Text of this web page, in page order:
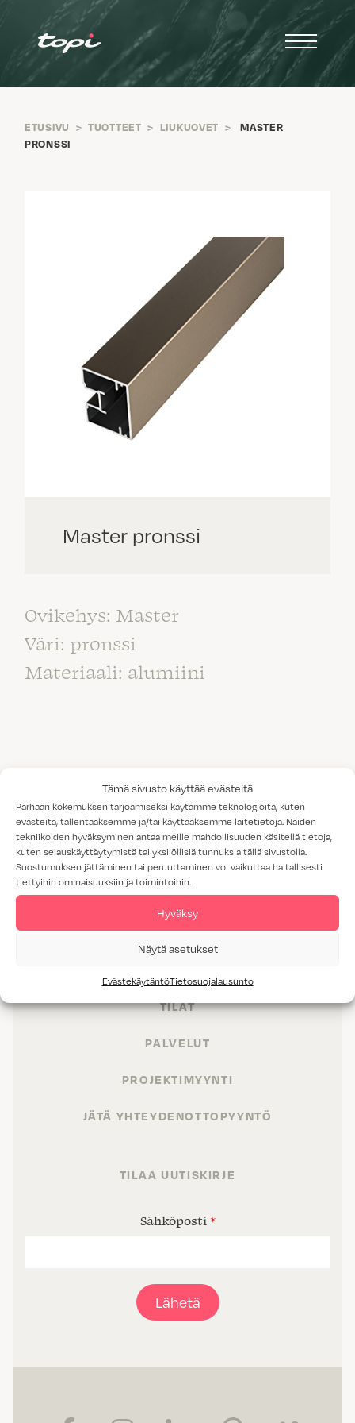
Tämä sivusto käyttää evästeitä
Parhaan kokemuksen tarjoamiseksi käytämme teknologioita, kuten
evästeitä, tallentaaksemme ja/tai käyttääksemme laitetietoja. Näiden
tekniikoiden hyväksyminen antaa meille mahdollisuuden käsitellä tietoja,
kuten selauskäyttäytymistä tai yksilöllisiä tunnuksia tällä sivustolla.
Suostumuksen jättäminen tai peruuttaminen voi vaikuttaa haitallisesti
tiettyihin ominaisuuksiin ja toimintoihin.
Hyväksy
Näytä asetukset
EvästekäytäntöTietosuojalausunto
ETUSIVU > TUOTTEET > LIUKUOVET >
MASTER
PRONSSI
Master pronssi
Ovikehys: Master
Väri: pronssi
Materiaali: alumiini
TILAT
PALVELUT
PROJEKTIMYYNTI
JÄTÄ YHTEYDENOTTOPYYNTÖ
TILAA UUTISKIRJE
Sähköposti *
Lähetä